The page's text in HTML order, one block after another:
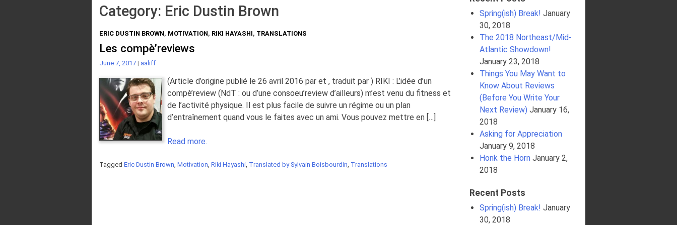
Category: Eric Dustin Brown
ERIC DUSTIN BROWN, MOTIVATION, RIKI HAYASHI, TRANSLATIONS
Les compè’reviews
June 7, 2017 | aaliff
(Article d’origine publié le 26 avril 2016 par et , traduit par ) RIKI : L’idée d’un
compè’review (NdT : ou d’une consoeu’review d’ailleurs) m’est venu du fitness et
de l’activité physique. Il est plus facile de suivre un régime ou un plan
d’entraînement quand vous le faites avec un ami. Vous pouvez mettre en […]
Read more.
Tagged Eric Dustin Brown, Motivation, Riki Hayashi, Translated by Sylvain Boisbourdin, Translations
Spring(ish) Break! January
30, 2018
The 2018 Northeast/Mid-
Atlantic Showdown!
January 23, 2018
Things You May Want to
Know About Reviews
(Before You Write Your
Next Review) January 16,
2018
Asking for Appreciation
January 9, 2018
Honk the Horn January 2,
2018
Recent Posts
Spring(ish) Break! January
30, 2018